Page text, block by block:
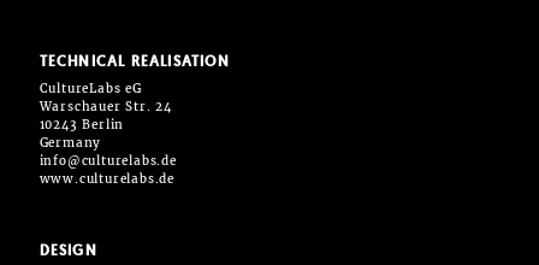
TECHNICAL REALISATION
CultureLabs eG
Warschauer Str. 24
10243 Berlin
Germany
info@culturelabs.de
www.culturelabs.de
DESIGN